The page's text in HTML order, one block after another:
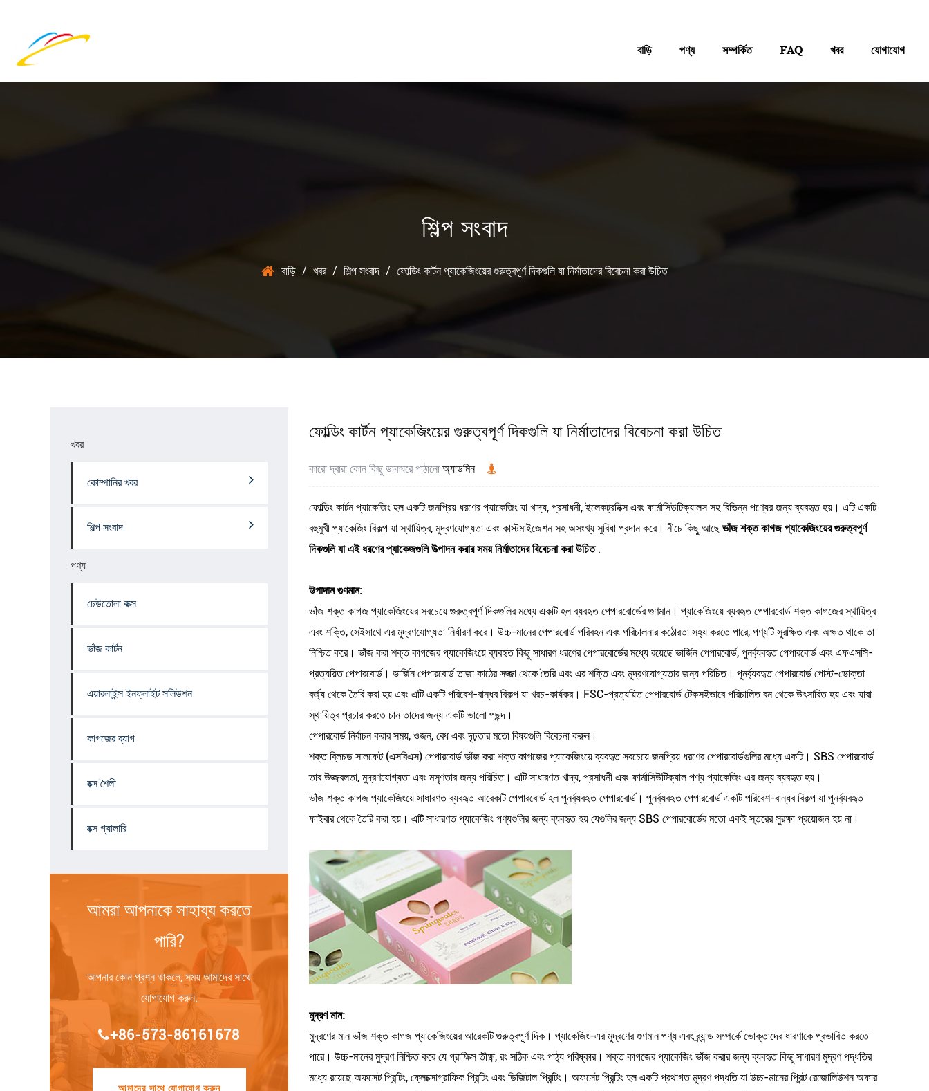
বাড়ি পণ্য সম্পর্কিত FAQ খবর যোগাযোগ
শিল্প সংবাদ
বাড়ি / খবর / শিল্প সংবাদ / ফোল্ডিং কার্টন প্যাকেজিংয়ের গুরুত্বপূর্ণ দিকগুলি যা নির্মাতাদের বিবেচনা করা উচিত
খবর
কোম্পানির খবর
শিল্প সংবাদ
পণ্য
ঢেউতোলা বাক্স
ভাঁজ কার্টন
এয়ারলাইন্স ইনফ্লাইট সলিউশন
কাগজের ব্যাগ
বক্স শৈলী
বক্স গ্যালারি
আমরা আপনাকে সাহায্য করতে
পারি?
আপনার কোন প্রশ্ন থাকলে, সময় আমাদের সাথে
যোগাযোগ করুন.
+86-573-86161678
আমাদের সাথে যোগাযোগ করুন
ফোল্ডিং কার্টন প্যাকেজিংয়ের গুরুত্বপূর্ণ দিকগুলি যা নির্মাতাদের বিবেচনা করা উচিত
কারো দ্বারা কোন কিছু ডাকঘরে পাঠানো অ্যাডমিন
ফোল্ডিং কার্টন প্যাকেজিং হল একটি জনপ্রিয় ধরণের প্যাকেজিং যা খাদ্য, প্রসাধনী, ইলেকট্রনিক্স এবং ফার্মাসিউটিক্যালস সহ বিভিন্ন পণ্যের জন্য ব্যবহৃত হয়। এটি একটি
বহুমুখী প্যাকেজিং বিকল্প যা স্থায়িত্ব, মুদ্রণযোগ্যতা এবং কাস্টমাইজেশন সহ অসংখ্য সুবিধা প্রদান করে। নীচে কিছু আছেভাঁজ শক্ত কাগজ প্যাকেজিংয়ের গুরুত্বপূর্ণ
দিকগুলি যা এই ধরণের প্যাকেজগুলি উত্পাদন করার সময় নির্মাতাদের বিবেচনা করা উচিত.
উপাদান গুণমান:
ভাঁজ শক্ত কাগজ প্যাকেজিংয়ের সবচেয়ে গুরুত্বপূর্ণ দিকগুলির মধ্যে একটি হল ব্যবহৃত পেপারবোর্ডের গুণমান। প্যাকেজিংয়ে ব্যবহৃত পেপারবোর্ড শক্ত কাগজের স্থায়িত্ব
এবং শক্তি, সেইসাথে এর মুদ্রণযোগ্যতা নির্ধারণ করে। উচ্চ-মানের পেপারবোর্ড পরিবহন এবং পরিচালনার কঠোরতা সহ্য করতে পারে, পণ্যটি সুরক্ষিত এবং অক্ষত থাকে তা
নিশ্চিত করে। ভাঁজ করা শক্ত কাগজের প্যাকেজিংয়ে ব্যবহৃত কিছু সাধারণ ধরণের পেপারবোর্ডের মধ্যে রয়েছে ভার্জিন পেপারবোর্ড, পুনর্ব্যবহৃত পেপারবোর্ড এবং এফএসসি-
প্রত্যয়িত পেপারবোর্ড। ভার্জিন পেপারবোর্ড তাজা কাঠের সজ্জা থেকে তৈরি এবং এর শক্তি এবং মুদ্রণযোগ্যতার জন্য পরিচিত। পুনর্ব্যবহৃত পেপারবোর্ড পোস্ট-ভোক্তা
বর্জ্য থেকে তৈরি করা হয় এবং এটি একটি পরিবেশ-বান্ধব বিকল্প যা খরচ-কার্যকর। FSC-প্রত্যয়িত পেপারবোর্ড টেকসইভাবে পরিচালিত বন থেকে উৎসারিত হয় এবং যারা
স্থায়িত্ব প্রচার করতে চান তাদের জন্য একটি ভালো পছন্দ।
পেপারবোর্ড নির্বাচন করার সময়, ওজন, বেধ এবং দৃঢ়তার মতো বিষয়গুলি বিবেচনা করুন।
শক্ত ব্লিচড সালফেট (এসবিএস) পেপারবোর্ড ভাঁজ করা শক্ত কাগজের প্যাকেজিংয়ে ব্যবহৃত সবচেয়ে জনপ্রিয় ধরণের পেপারবোর্ডগুলির মধ্যে একটি। SBS পেপারবোর্ড
তার উজ্জ্বলতা, মুদ্রণযোগ্যতা এবং মসৃণতার জন্য পরিচিত। এটি সাধারণত খাদ্য, প্রসাধনী এবং ফার্মাসিউটিক্যাল পণ্য প্যাকেজিং এর জন্য ব্যবহৃত হয়।
ভাঁজ শক্ত কাগজ প্যাকেজিংয়ে সাধারণত ব্যবহৃত আরেকটি পেপারবোর্ড হল পুনর্ব্যবহৃত পেপারবোর্ড। পুনর্ব্যবহৃত পেপারবোর্ড একটি পরিবেশ-বান্ধব বিকল্প যা পুনর্ব্যবহৃত
ফাইবার থেকে তৈরি করা হয়। এটি সাধারণত প্যাকেজিং পণ্যগুলির জন্য ব্যবহৃত হয় যেগুলির জন্য SBS পেপারবোর্ডের মতো একই স্তরের সুরক্ষা প্রয়োজন হয় না।
মুদ্রণ মান:
মুদ্রণের মান ভাঁজ শক্ত কাগজ প্যাকেজিংয়ের আরেকটি গুরুত্বপূর্ণ দিক। প্যাকেজিং-এর মুদ্রণের গুণমান পণ্য এবং ব্র্যান্ড সম্পর্কে ভোক্তাদের ধারণাকে প্রভাবিত করতে
পারে। উচ্চ-মানের মুদ্রণ নিশ্চিত করে যে গ্রাফিক্স তীক্ষ্ণ, রং সঠিক এবং পাঠ্য পরিষ্কার। শক্ত কাগজের প্যাকেজিং ভাঁজ করার জন্য ব্যবহৃত কিছু সাধারণ মুদ্রণ পদ্ধতির
মধ্যে রয়েছে অফসেট প্রিন্টিং, ফ্লেক্সোগ্রাফিক প্রিন্টিং এবং ডিজিটাল প্রিন্টিং। অফসেট প্রিন্টিং হল একটি প্রথাগত মুদ্রণ পদ্ধতি যা উচ্চ-মানের প্রিন্ট রেজোলিউশন অফার